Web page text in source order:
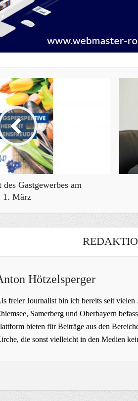
Gastgewerbes am
1. März
Hötzelsperger
freier Journalist bin ich bereits seit
Samerberg und Oberbayern
bieten für Beiträge aus den
die sonst vielleicht in den Medien